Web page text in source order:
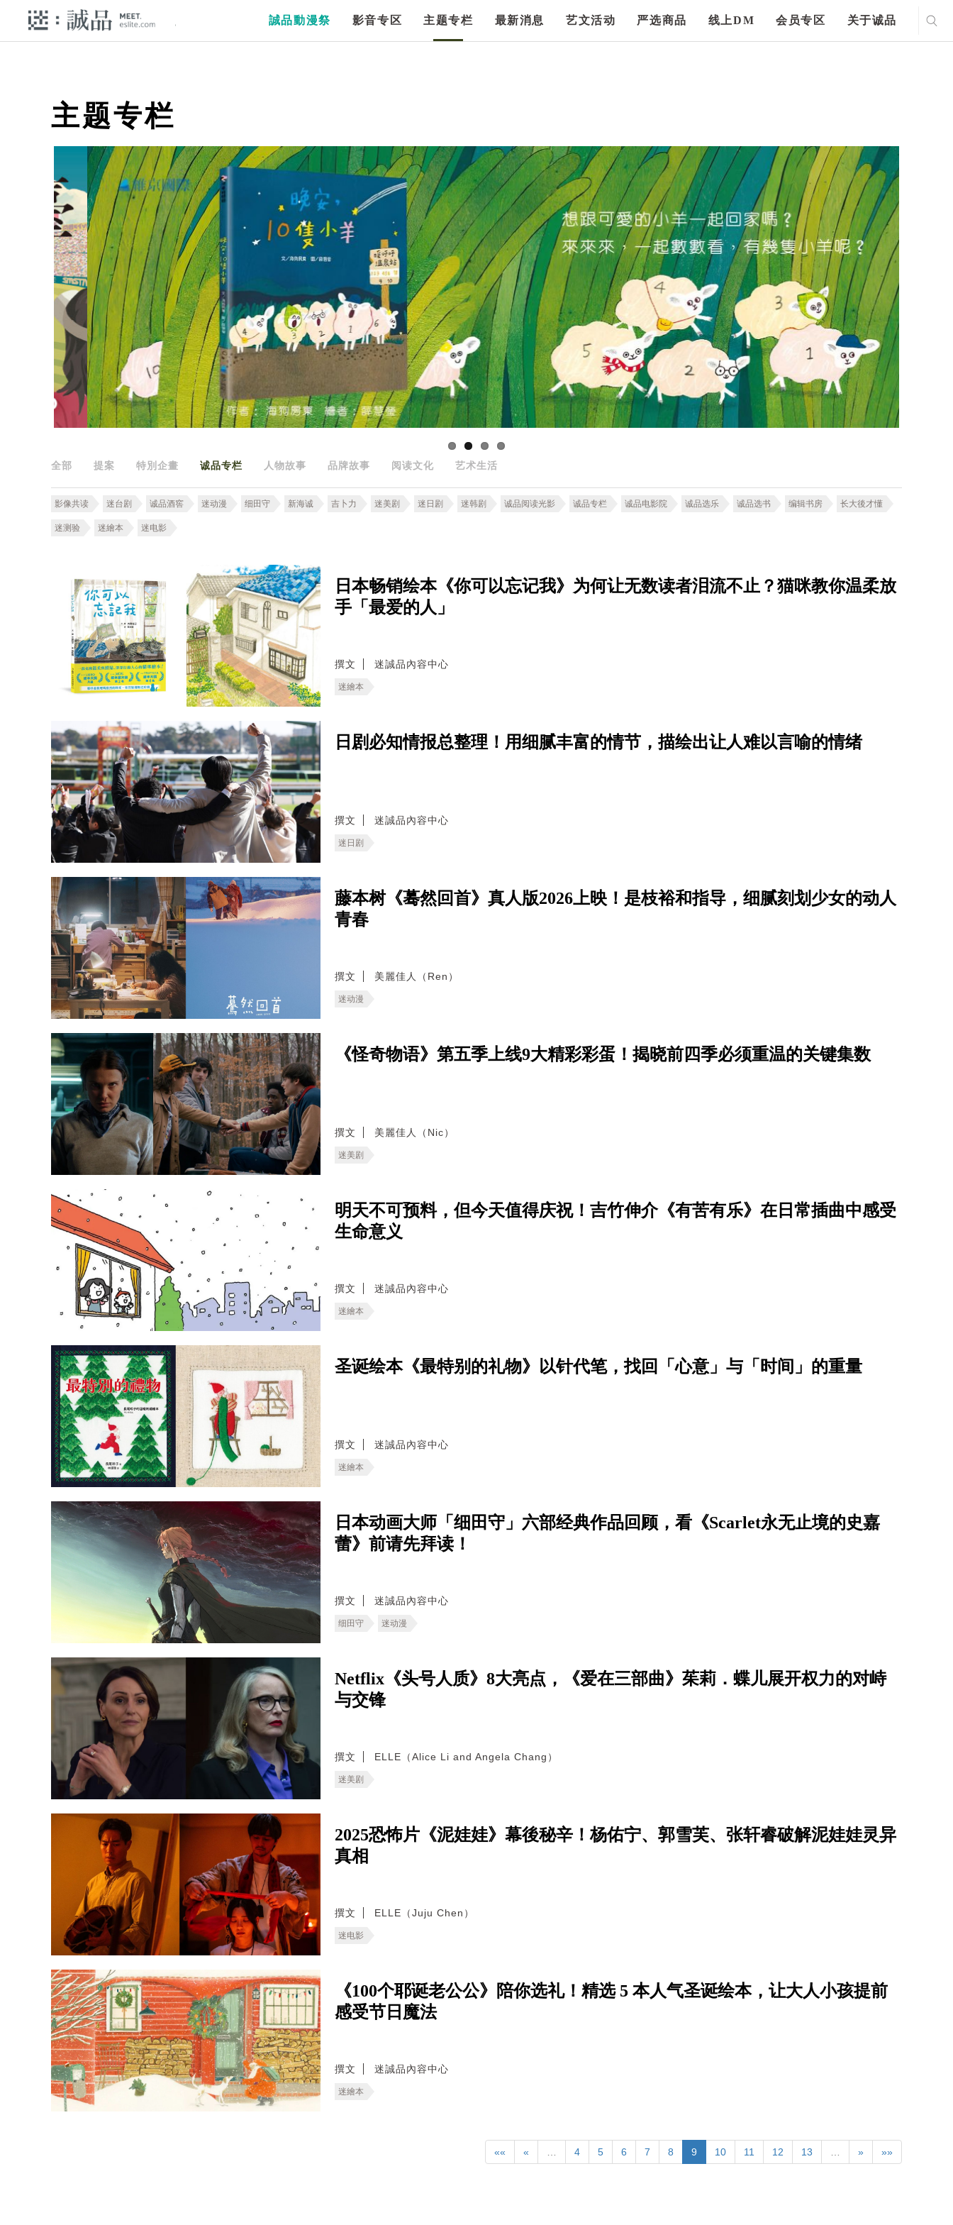
誠品動漫祭 影音专区 主题专栏 最新消息 艺文活动 严选商品 线上DM 会员专区 关于诚品
主题专栏
全部 提案 特別企畫 诚品专栏 人物故事 品牌故事 阅读文化 艺术生活
影像共读 迷台剧 诚品酒窖 迷动漫 细田守 新海诚 吉卜力 迷美剧 迷日剧 迷韩剧 诚品阅读光影 诚品专栏 诚品电影院 诚品选乐 诚品选书 编辑书房 长大後才懂
迷测验 迷繪本 迷电影
日本畅销绘本《你可以忘记我》为何让无数读者泪流不止？猫咪教你温柔放
手「最爱的人」
撰文 迷誠品內容中心
迷繪本
日剧必知情报总整理！用细腻丰富的情节，描绘出让人难以言喻的情绪
撰文 迷誠品內容中心
迷日剧
藤本树《蓦然回首》真人版2026上映！是枝裕和指导，细腻刻划少女的动人
青春
撰文 美麗佳人（Ren）
迷动漫
《怪奇物语》第五季上线9大精彩彩蛋！揭晓前四季必须重温的关键集数
撰文 美麗佳人（Nic）
迷美剧
明天不可预料，但今天值得庆祝！吉竹伸介《有苦有乐》在日常插曲中感受
生命意义
撰文 迷誠品內容中心
迷繪本
圣诞绘本《最特别的礼物》以针代笔，找回「心意」与「时间」的重量
撰文 迷誠品內容中心
迷繪本
日本动画大师「细田守」六部经典作品回顾，看《Scarlet永无止境的史嘉
蕾》前请先拜读！
撰文 迷誠品內容中心
细田守 迷动漫
Netflix《头号人质》8大亮点，《爱在三部曲》茱莉．蝶儿展开权力的对峙
与交锋
撰文 ELLE（Alice Li and Angela Chang）
迷美剧
2025恐怖片《泥娃娃》幕後秘辛！杨佑宁、郭雪芙、张轩睿破解泥娃娃灵异
真相
撰文 ELLE（Juju Chen）
迷电影
《100个耶诞老公公》陪你选礼！精选 5 本人气圣诞绘本，让大人小孩提前
感受节日魔法
撰文 迷誠品內容中心
迷繪本
«« « … 4 5 6 7 8 9 10 11 12 13 … » »»